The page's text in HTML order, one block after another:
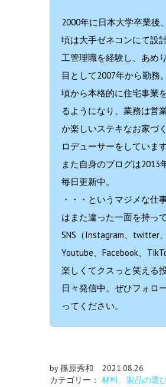
2000年に日本大学卒業後
頃は大手ゼネコンにて設
工管理職を経験し、あめ
目として2007年から勤務
頃から本格的に住宅事業
るようになり、業務は営
か楽しいステキなお家づ
ロデューサーをしています
また自身のブログは2013
毎日更新中。
・・・というマジメな仕
はまた違った一面を持って
SNS（Instagram、twitter、
Youtube、Facebook、
楽しくてクスっと笑える
日々発信中。ぜひフォロ
ってください。
by 篠原秀和
2021.08.26
カテゴリー： 材料、製品の選